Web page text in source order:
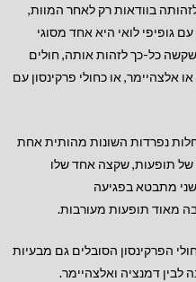
בוודאות רק לאחר המוות,
גופיפי לואי היא אחד מסוגי
שקשה כל-כך לזהות אותה, חולים
אלצהיימר, או כחולי פרקינסון עם
נפרדות השונות מהותית אחת
של תופעות, שקצה אחד שלו
מתבטא בפגיעה
מאוד תופעות מעורבות.
הפרקינסון הסובלים גם מבעיות
לבין דמנציה ואלצהיימר.